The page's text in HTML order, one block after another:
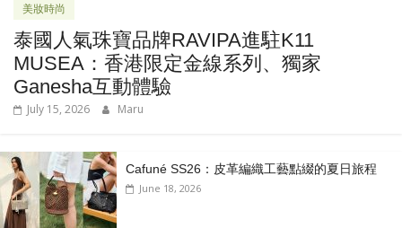
美妝時尚
泰國人氣珠寶品牌RAVIPA進駐K11
MUSEA：香港限定金線系列、獨家
Ganesha互動體驗
July 15, 2026 Maru
Cafuné SS26：皮革編織工藝點綴的夏日旅程
June 18, 2026